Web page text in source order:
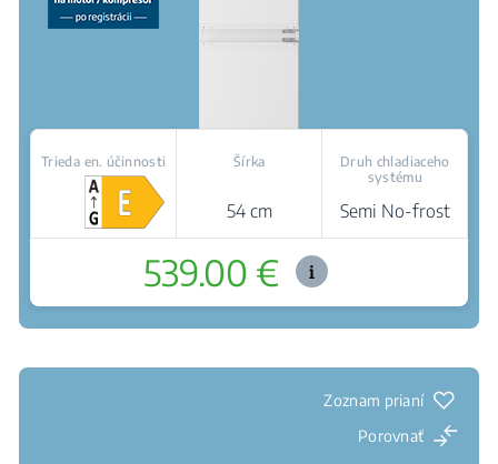
Trieda en. účinnosti Šírka
54 cm
Druh chladiaceho
systému
Semi No-frost
539.00 €
Klzné pánty: Jednoduchá inštalácia a perfektný
Zoznam prianí
Porovnať